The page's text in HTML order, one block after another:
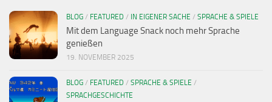
BLOG / FEATURED / IN EIGENER SACHE / SPRACHE & SPIELE
Mit dem Language Snack noch mehr Sprache
genießen
19. NOVEMBER 2025
BLOG / FEATURED / SPRACHE & SPIELE /
SPRACHGESCHICHTE